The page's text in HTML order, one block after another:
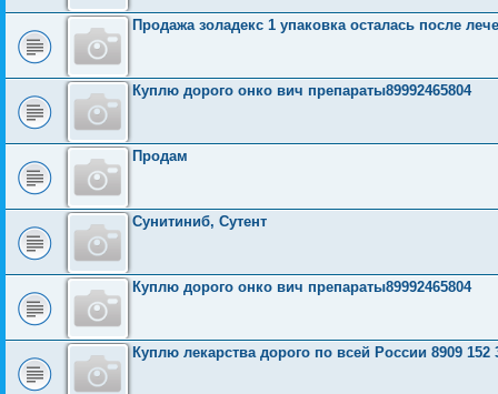
Продажа золадекс 1 упаковка осталась после
Куплю дорого онко вич препараты89992465804
Продам
Сунитиниб, Сутент
Куплю дорого онко вич препараты89992465804
Куплю лекарства дорого по всей России 8909 152